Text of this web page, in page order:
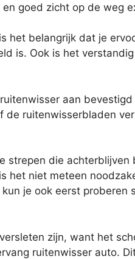
goed zicht op de weg
het belangrijk dat je
is. Ook is het
aan
de ruitenwisserbladen
strepen die
het niet meteen
je ook eerst proberen
zijn, want het
ruitenwisser auto.